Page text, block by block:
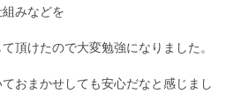
みなどを
頂けたので大変勉強になりました。
おまかせしても安心だなと感じまし